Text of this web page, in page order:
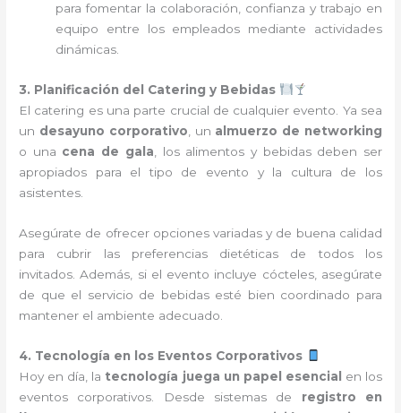
para fomentar la colaboración, confianza y trabajo en
equipo entre los empleados mediante actividades
dinámicas.
3. Planificación del Catering y Bebidas
El catering es una parte crucial de cualquier evento. Ya sea
un desayuno corporativo , un almuerzo de networking
o una cena de gala , los alimentos y bebidas deben ser
apropiados para el tipo de evento y la cultura de los
asistentes.
Asegúrate de ofrecer opciones variadas y de buena calidad
para cubrir las preferencias dietéticas de todos los
invitados. Además, si el evento incluye cócteles, asegúrate
de que el servicio de bebidas esté bien coordinado para
mantener el ambiente adecuado.
4. Tecnología en los Eventos Corporativos
Hoy en día, la tecnología juega un papel esencial
en los
eventos corporativos. Desde sistemas de registro en